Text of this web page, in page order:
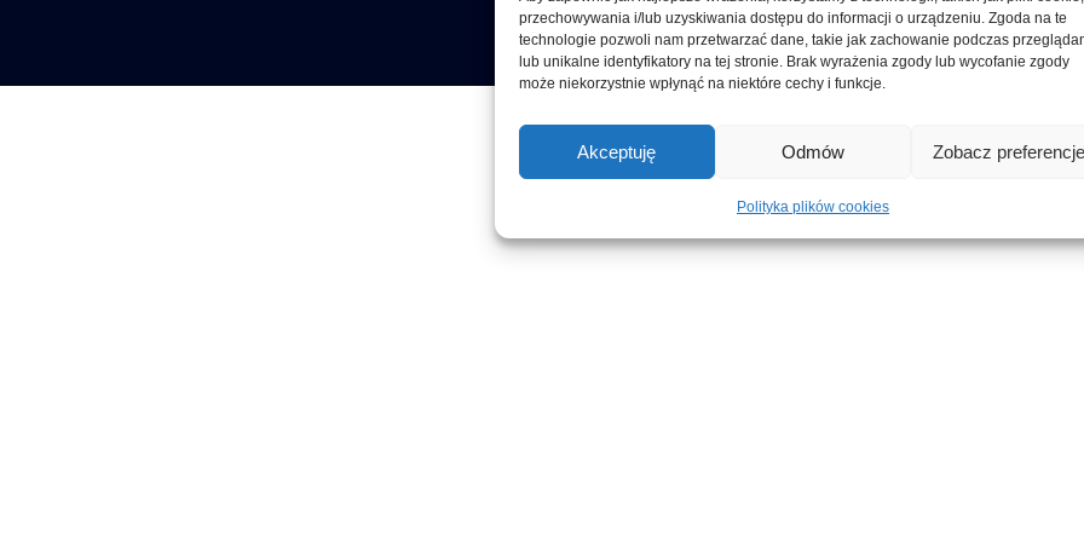
przechowywania i/lub uzyskiwania dostępu do informacji o urządzeniu. Zgoda na te
technologie pozwoli nam przetwarzać dane, takie jak zachowanie podczas
lub unikalne identyfikatory na tej stronie. Brak wyrażenia zgody lub wycofanie zgody
może niekorzystnie wpłynąć na niektóre cechy i funkcje.
Akceptuję Odmów Zobacz preferencje
Polityka plików cookies